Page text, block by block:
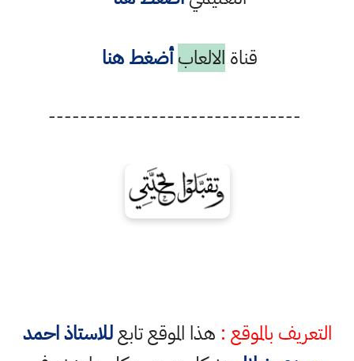
قناة الالعاب أضغط هنا
--------------------------------
التعريف بالموقع : هذا الموقع تابعللاستاذ احمد